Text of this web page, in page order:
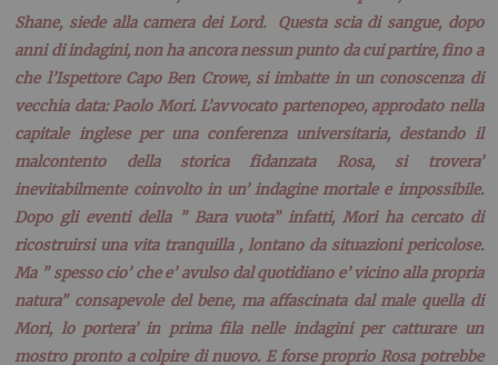
Shane, siede alla camera dei Lord. Questa scia di sangue, dopo
anni di indagini, non ha ancora nessun punto da cui partire, fino a
che l’Ispettore Capo Ben Crowe, si imbatte in un conoscenza di
vecchia data: Paolo Mori. L’avvocato partenopeo, approdato nella
capitale inglese per una conferenza universitaria, destando il
malcontento della storica fidanzata Rosa, si trovera’
inevitabilmente coinvolto in un’ indagine mortale e impossibile.
Dopo gli eventi della ” Bara vuota” infatti, Mori ha cercato di
ricostruirsi una vita tranquilla , lontano da situazioni pericolose.
Ma ” spesso cio’ che e’ avulso dal quotidiano e’ vicino alla propria
natura” consapevole del bene, ma affascinata dal male quella di
Mori, lo portera’ in prima fila nelle indagini per catturare un
mostro pronto a colpire di nuovo. E forse proprio Rosa potrebbe